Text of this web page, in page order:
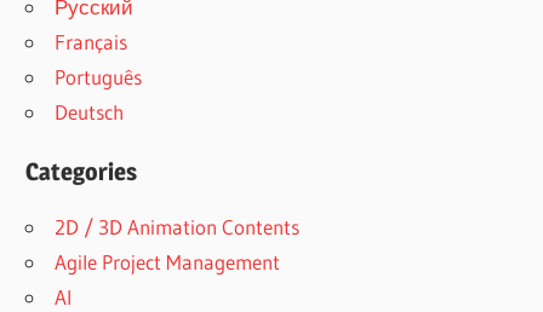
Русский
Français
Português
Deutsch
Categories
2D / 3D Animation Contents
Agile Project Management
AI